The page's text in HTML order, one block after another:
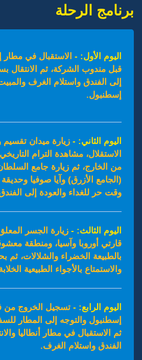
برنامج الرحلة
اليوم الأول: - الاستقبال في
قبل مندوب الشركة، ثم الانتقال
إلى الفندق واستلام الغرف
إسطنبول.
اليوم الثاني: - زيارة ميدان
الاستقلال، مشاهدة الترام
من الخارج، ثم زيارة جامع
(الجامع الأزرق) وآيا صوفيا
وقت حر للغداء والعودة إلى
اليوم الثالث: - زيارة الجسر
قارتي أوروبا وآسيا، ومنطقة
بالطبيعة الخضراء والشلالات، ثم
والاستمتاع بالأجواء الطبيعية
اليوم الرابع: - تسجيل الخروج من
إسطنبول والتوجه إلى المطار
ثم الاستقبال في مطار أنطاليا
الفندق واستلام الغرف.